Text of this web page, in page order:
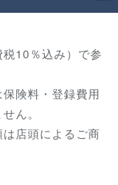
10％込み）で参
険料・登録費用
ん。
店頭によるご商